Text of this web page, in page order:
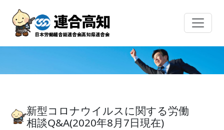
content
新型コロナウイルスに関する労働
相談Q&A(2020年8月7日現在)